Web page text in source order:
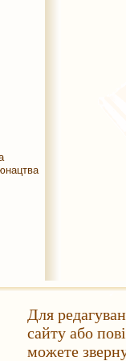
Для
сайту або
можете